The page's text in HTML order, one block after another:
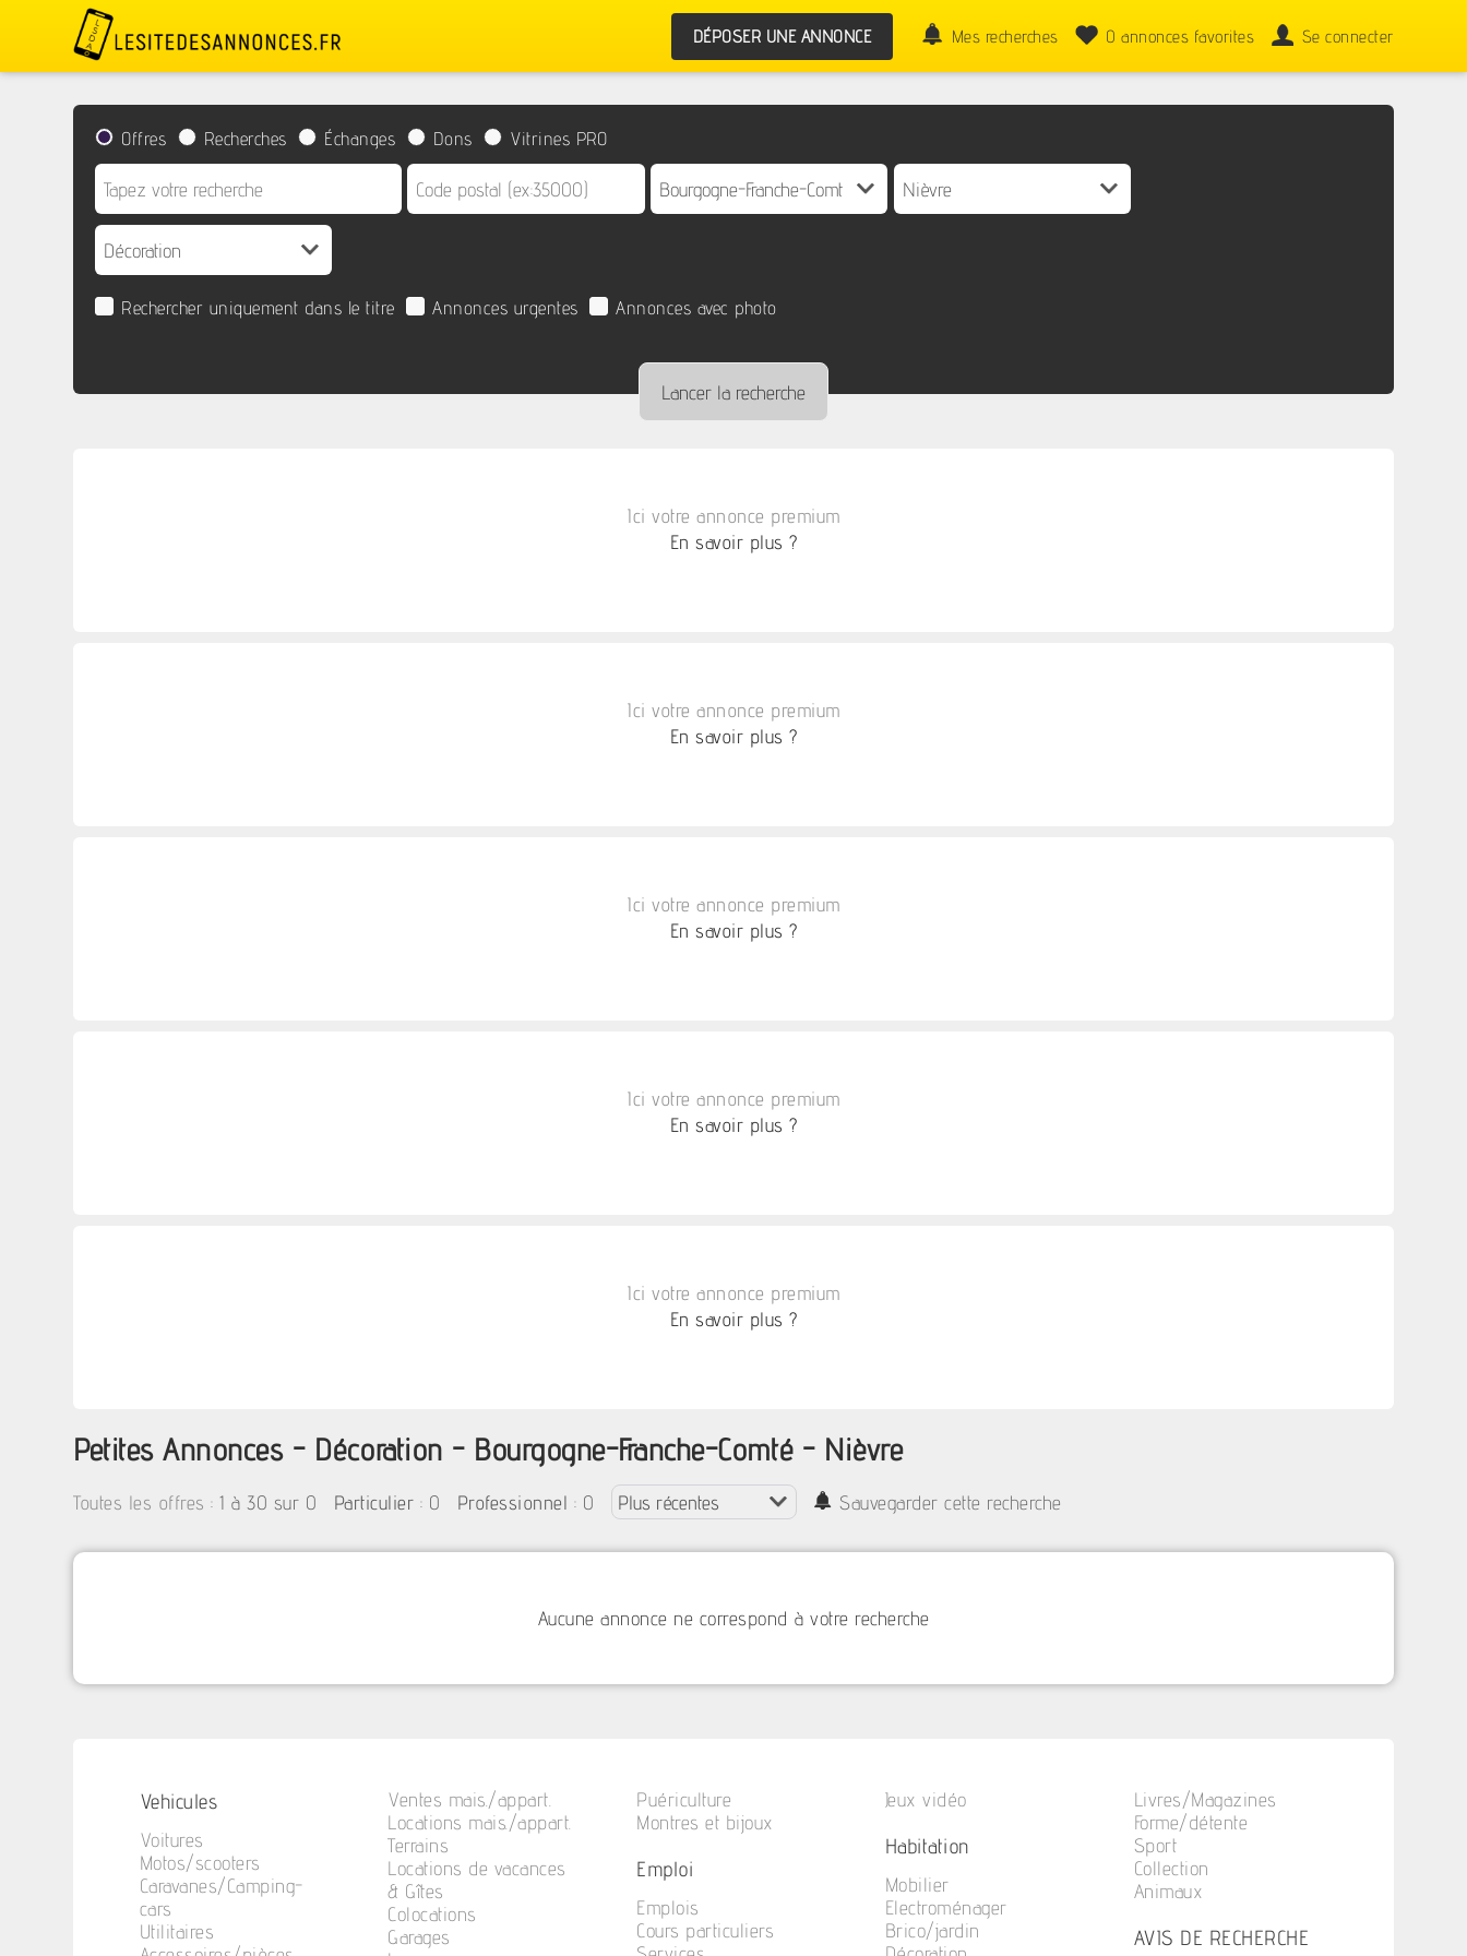
DÉPOSER UNE ANNONCE Mes recherches 0 annonces favorites Se connecter
Offres Recherches Échanges Dons Vitrines PRO
Rechercher uniquement dans le titre Annonces urgentes Annonces avec photo
Ici votre annonce premium
En savoir plus ?
Ici votre annonce premium
En savoir plus ?
Ici votre annonce premium
En savoir plus ?
Ici votre annonce premium
En savoir plus ?
Ici votre annonce premium
En savoir plus ?
Petites Annonces - Décoration - Bourgogne-Franche-Comté - Nièvre
Toutes les offres :1 à 30 sur 0 Particulier : 0 Professionnel : 0 Sauvegarder cette recherche
Aucune annonce ne correspond à votre recherche
Vehicules
Voitures
Motos/scooters
Caravanes/Camping-
cars
Utilitaires
Ventes mais./appart.
Locations mais./appart.
Terrains
Locations de vacances
& Gîtes
Colocations
Garages
Puériculture
Montres et bijoux
Emploi
Emplois
Cours particuliers
Jeux vidéo
Habitation
Mobilier
Electroménager
Brico/jardin
Livres/Magazines
Forme/détente
Sport
Collection
Animaux
AVIS DE RECHERCHE